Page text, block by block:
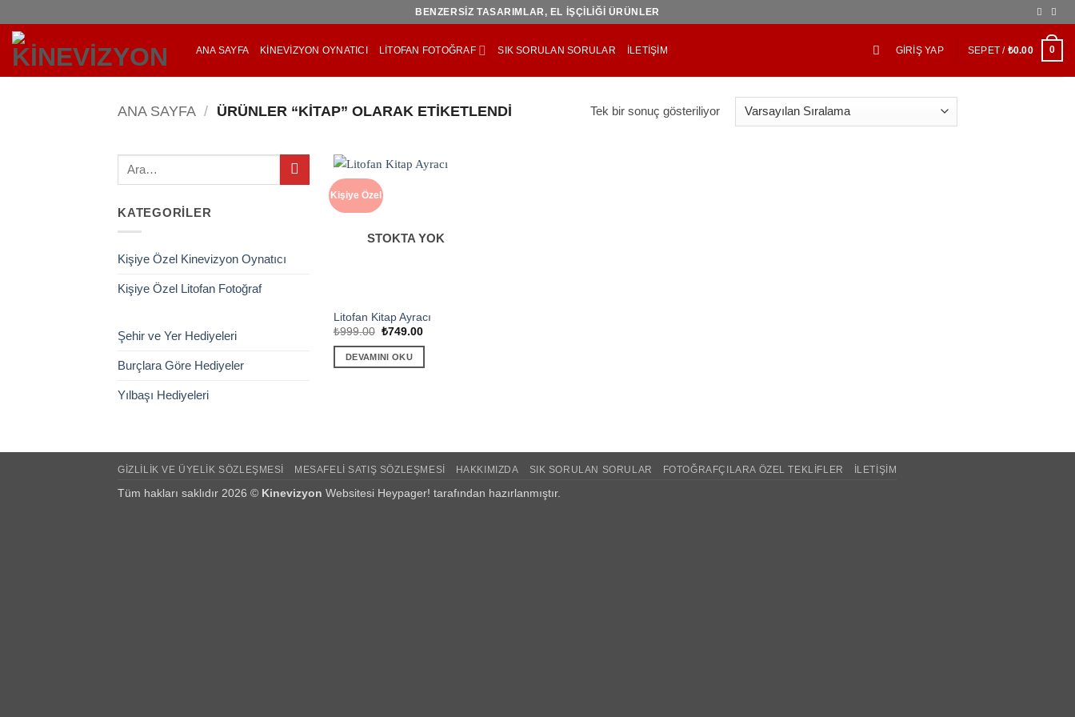
atla
BENZERSİZ TASARIMLAR, EL İŞÇİLİĞİ ÜRÜNLER
ANA SAYFA KINEVIZYON OYNATICI LITOFAN FOTOĞRAF SIK SORULAN SORULAR İLETIŞIM GIRIŞ YAP SEPET / ₺0.00 0
ANA SAYFA / ÜRÜNLER “KITAP” OLARAK ETIKETLENDI Tek bir sonuç gösteriliyor
Ara:
KATEGORILER
Kişiye Özel Kinevizyon Oynatıcı
Kişiye Özel Litofan Fotoğraf
Şehir ve Yer Hediyeleri
Burçlara Göre Hediyeler
Yılbaşı Hediyeleri
Kişiye Özel
STOKTA YOK
Litofan Kitap Ayracı
₺999.00 Orijinal
₺999.00.
₺749.00Şu
fiyat:
DEVAMINI OKU
GIZLILIK VE ÜYELIK SÖZLEŞMESI MESAFELI SATIŞ SÖZLEŞMESI HAKKIMIZDA SIK SORULAN SORULAR FOTOĞRAFÇILARA ÖZEL TEKLIFLER İLETIŞIM
Tüm hakları saklıdır 2026 © Kinevizyon Websitesi Heypager! tarafından hazırlanmıştır.